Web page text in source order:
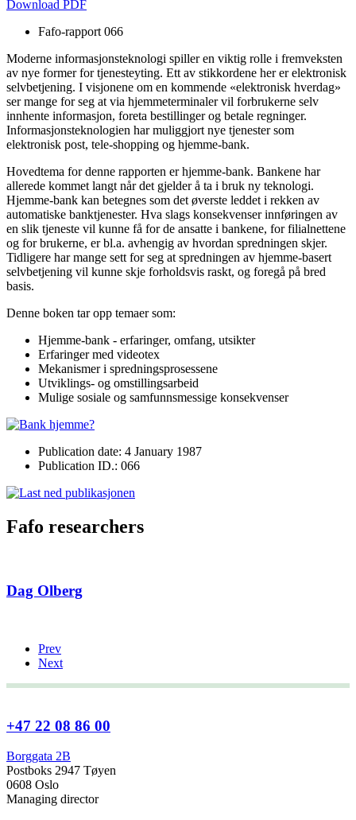
Download PDF
Fafo-rapport 066
Moderne informasjonsteknologi spiller en viktig rolle i fremveksten
av nye former for tjenesteyting. Ett av stikkordene her er elektronisk
selvbetjening. I visjonene om en kommende «elektronisk hverdag»
ser mange for seg at via hjemmeterminaler vil forbrukerne selv
innhente informasjon, foreta bestillinger og betale regninger.
Informasjonsteknologien har muliggjort nye tjenester som
elektronisk post, tele-shopping og hjemme-bank.
Hovedtema for denne rapporten er hjemme-bank. Bankene har
allerede kommet langt når det gjelder å ta i bruk ny teknologi.
Hjemme-bank kan betegnes som det øverste leddet i rekken av
automatiske banktjenester. Hva slags konsekvenser innføringen av
en slik tjeneste vil kunne få for de ansatte i bankene, for filialnettene
og for brukerne, er bl.a. avhengig av hvordan spredningen skjer.
Tidligere har mange sett for seg at spredningen av hjemme-basert
selvbetjening vil kunne skje forholdsvis raskt, og foregå på bred
basis.
Denne boken tar opp temaer som:
Hjemme-bank - erfaringer, omfang, utsikter
Erfaringer med videotex
Mekanismer i spredningsprosessene
Utviklings- og omstillingsarbeid
Mulige sosiale og samfunnsmessige konsekvenser
Publication date: 4 January 1987
Publication ID.: 066
Fafo researchers
Dag Olberg
Prev
Next
+47 22 08 86 00
Borggata 2B
Postboks 2947 Tøyen
0608 Oslo
Managing director